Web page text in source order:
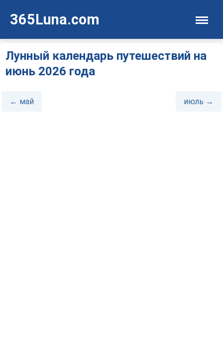
365Luna.com
Лунный календарь путешествий на
июнь 2026 года
← май июль →